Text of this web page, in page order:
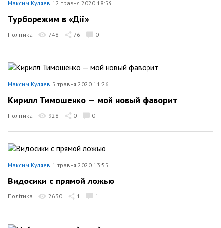
Максим Куляев 12 травня 2020 18:59
Турборежим в «Дії»
Політика 748 76 0
Максим Куляев 5 травня 2020 11:26
Кирилл Тимошенко — мой новый фаворит
Політика 928 0 0
Максим Куляев 1 травня 2020 13:55
Видосики с прямой ложью
Політика 2630 1 1